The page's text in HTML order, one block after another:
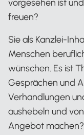
vorgesehen ist
freuen?
Sie als Kanzlei-
Menschen
wünschen. Es ist
Gesprächen und
Verhandlungen
aushebeln und
Angebot machen?